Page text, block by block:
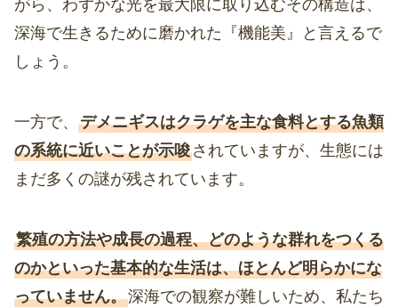
がら、わずかな光を最大限に取り込むその構造は、
深海で生きるために磨かれた『機能美』と言えるで
しょう。
一方で、 デメニギスはクラゲを主な食料とする魚類
の系統に近いことが示唆 されていますが、生態には
まだ多くの謎が残されています。
繁殖の方法や成長の過程、どのような群れをつくる
のかといった基本的な生活は、ほとんど明らかにな
っていません。深海での観察が難しいため、私たち